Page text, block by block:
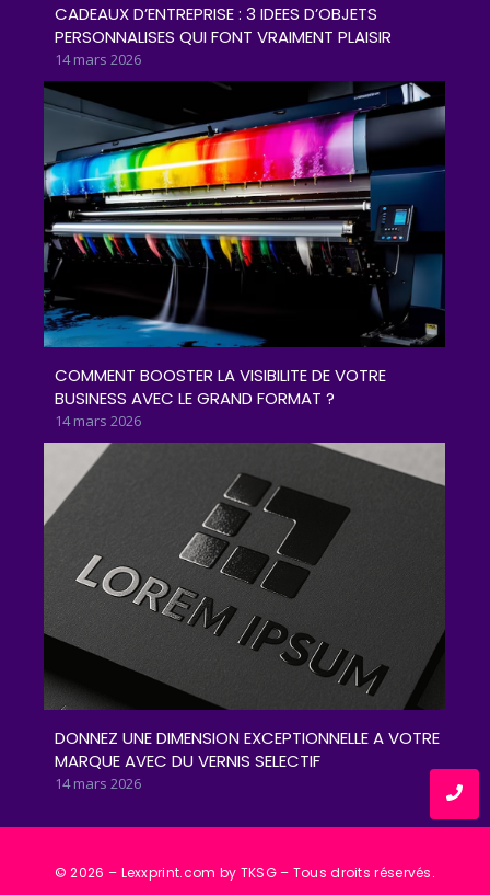
CADEAUX D’ENTREPRISE : 3 IDEES D’OBJETS
PERSONNALISES QUI FONT VRAIMENT PLAISIR
14 mars 2026
COMMENT BOOSTER LA VISIBILITE DE VOTRE
BUSINESS AVEC LE GRAND FORMAT ?
14 mars 2026
DONNEZ UNE DIMENSION EXCEPTIONNELLE A VOTRE
MARQUE AVEC DU VERNIS SELECTIF
14 mars 2026
© 2026 – Lexxprint.com by TKSG – Tous droits réservés.